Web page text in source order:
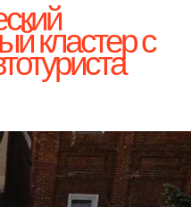
кластер с